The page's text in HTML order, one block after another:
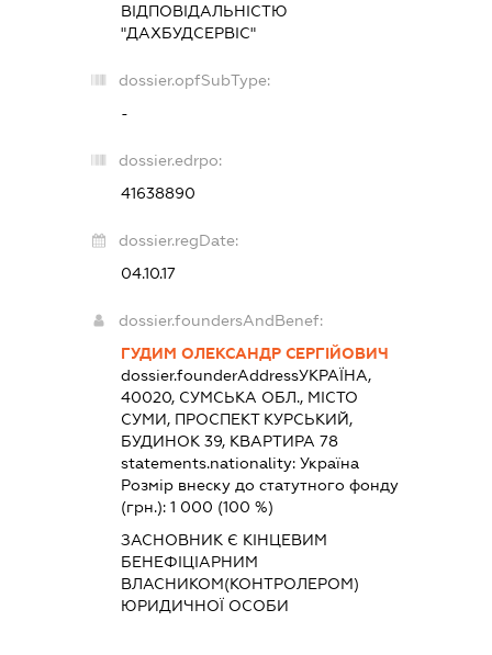
ВІДПОВІДАЛЬНІСТЮ
"ДАХБУДСЕРВІС"
dossier.opfSubType:
-
dossier.edrpo:
41638890
dossier.regDate:
04.10.17
dossier.foundersAndBenef:
ГУДИМ ОЛЕКСАНДР СЕРГІЙОВИЧ
dossier.founderAddressУКРАЇНА,
40020, СУМСЬКА ОБЛ., МІСТО
СУМИ, ПРОСПЕКТ КУРСЬКИЙ,
БУДИНОК 39, КВАРТИРА 78
statements.nationality: Україна
Розмір внеску до статутного фонду
(грн.): 1 000 (100 %)
ЗАСНОВНИК Є КІНЦЕВИМ
БЕНЕФІЦІАРНИМ
ВЛАСНИКОМ(КОНТРОЛЕРОМ)
ЮРИДИЧНОЇ ОСОБИ